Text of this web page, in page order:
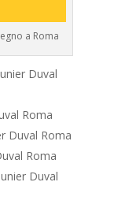
a Roma
Duval
Roma
Duval Roma
Roma
Duval